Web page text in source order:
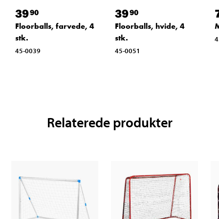
3990
Floorballs, farvede, 4
stk.
45-0039
3990
Floorballs, hvide, 4
stk.
45-0051
Relaterede produkter